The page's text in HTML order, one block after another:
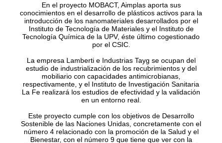
En el proyecto MOBACT, Aimplas aporta sus
conocimientos en el desarrollo de plásticos activos para la
introducción de los nanomateriales desarrollados por el
Instituto de Tecnología de Materiales y el Instituto de
Tecnología Química de la UPV, éste último cogestionado
por el CSIC.
La empresa Lamberti e Industrias Tayg se ocupan del
estudio de industrialización de los recubrimientos y del
mobiliario con capacidades antimicrobianas,
respectivamente, y el Instituto de Investigación Sanitaria
La Fe realizará los estudios de efectividad y la validación
en un entorno real.
Este proyecto cumple con los objetivos de Desarrollo
Sostenible de las Naciones Unidas, concretamente con el
número 4 relacionado con la promoción de la Salud y el
Bienestar, con el número 9 que tiene que ver con la